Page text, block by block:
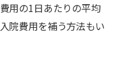
用の1日あたりの平均
院費用を補う方法もい